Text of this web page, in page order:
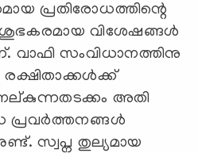
പ്രതിരോധത്തിന്റെ
വിശേഷങ്ങള്‍
വാഫി സംവിധാനത്തിനു
രക്ഷിതാക്കള്‍ക്ക്
അതി
പ്രവര്‍ത്തനങ്ങള്‍
സ്വപ്ന തുല്യമായ